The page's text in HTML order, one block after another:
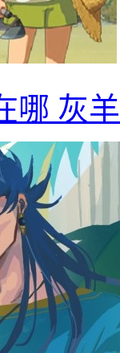
哪 灰